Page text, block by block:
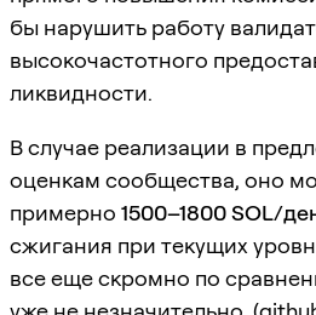
бы нарушить работу
высокочастотного
ликвидности.
В случае реализации в
оценкам сообщества, оно
примерно 1500–1800 SOL/
сжигания при текущих
все еще скромно по